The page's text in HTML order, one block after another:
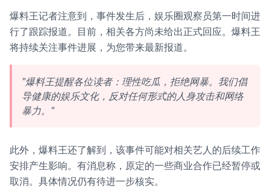
爆料王记者注意到，事件发生后，娱乐圈观察员第一时间进
行了跟踪报道。目前，相关各方尚未给出正式回应。爆料王
将持续关注事件进展，为您带来最新报道。
"爆料王提醒各位读者：理性吃瓜，拒绝网暴。我们倡
导健康的娱乐文化，反对任何形式的人身攻击和网络
暴力。"
此外，爆料王还了解到，该事件可能对相关艺人的后续工作
安排产生影响。有消息称，原定的一些商业合作已经暂停或
取消。具体情况仍有待进一步核实。